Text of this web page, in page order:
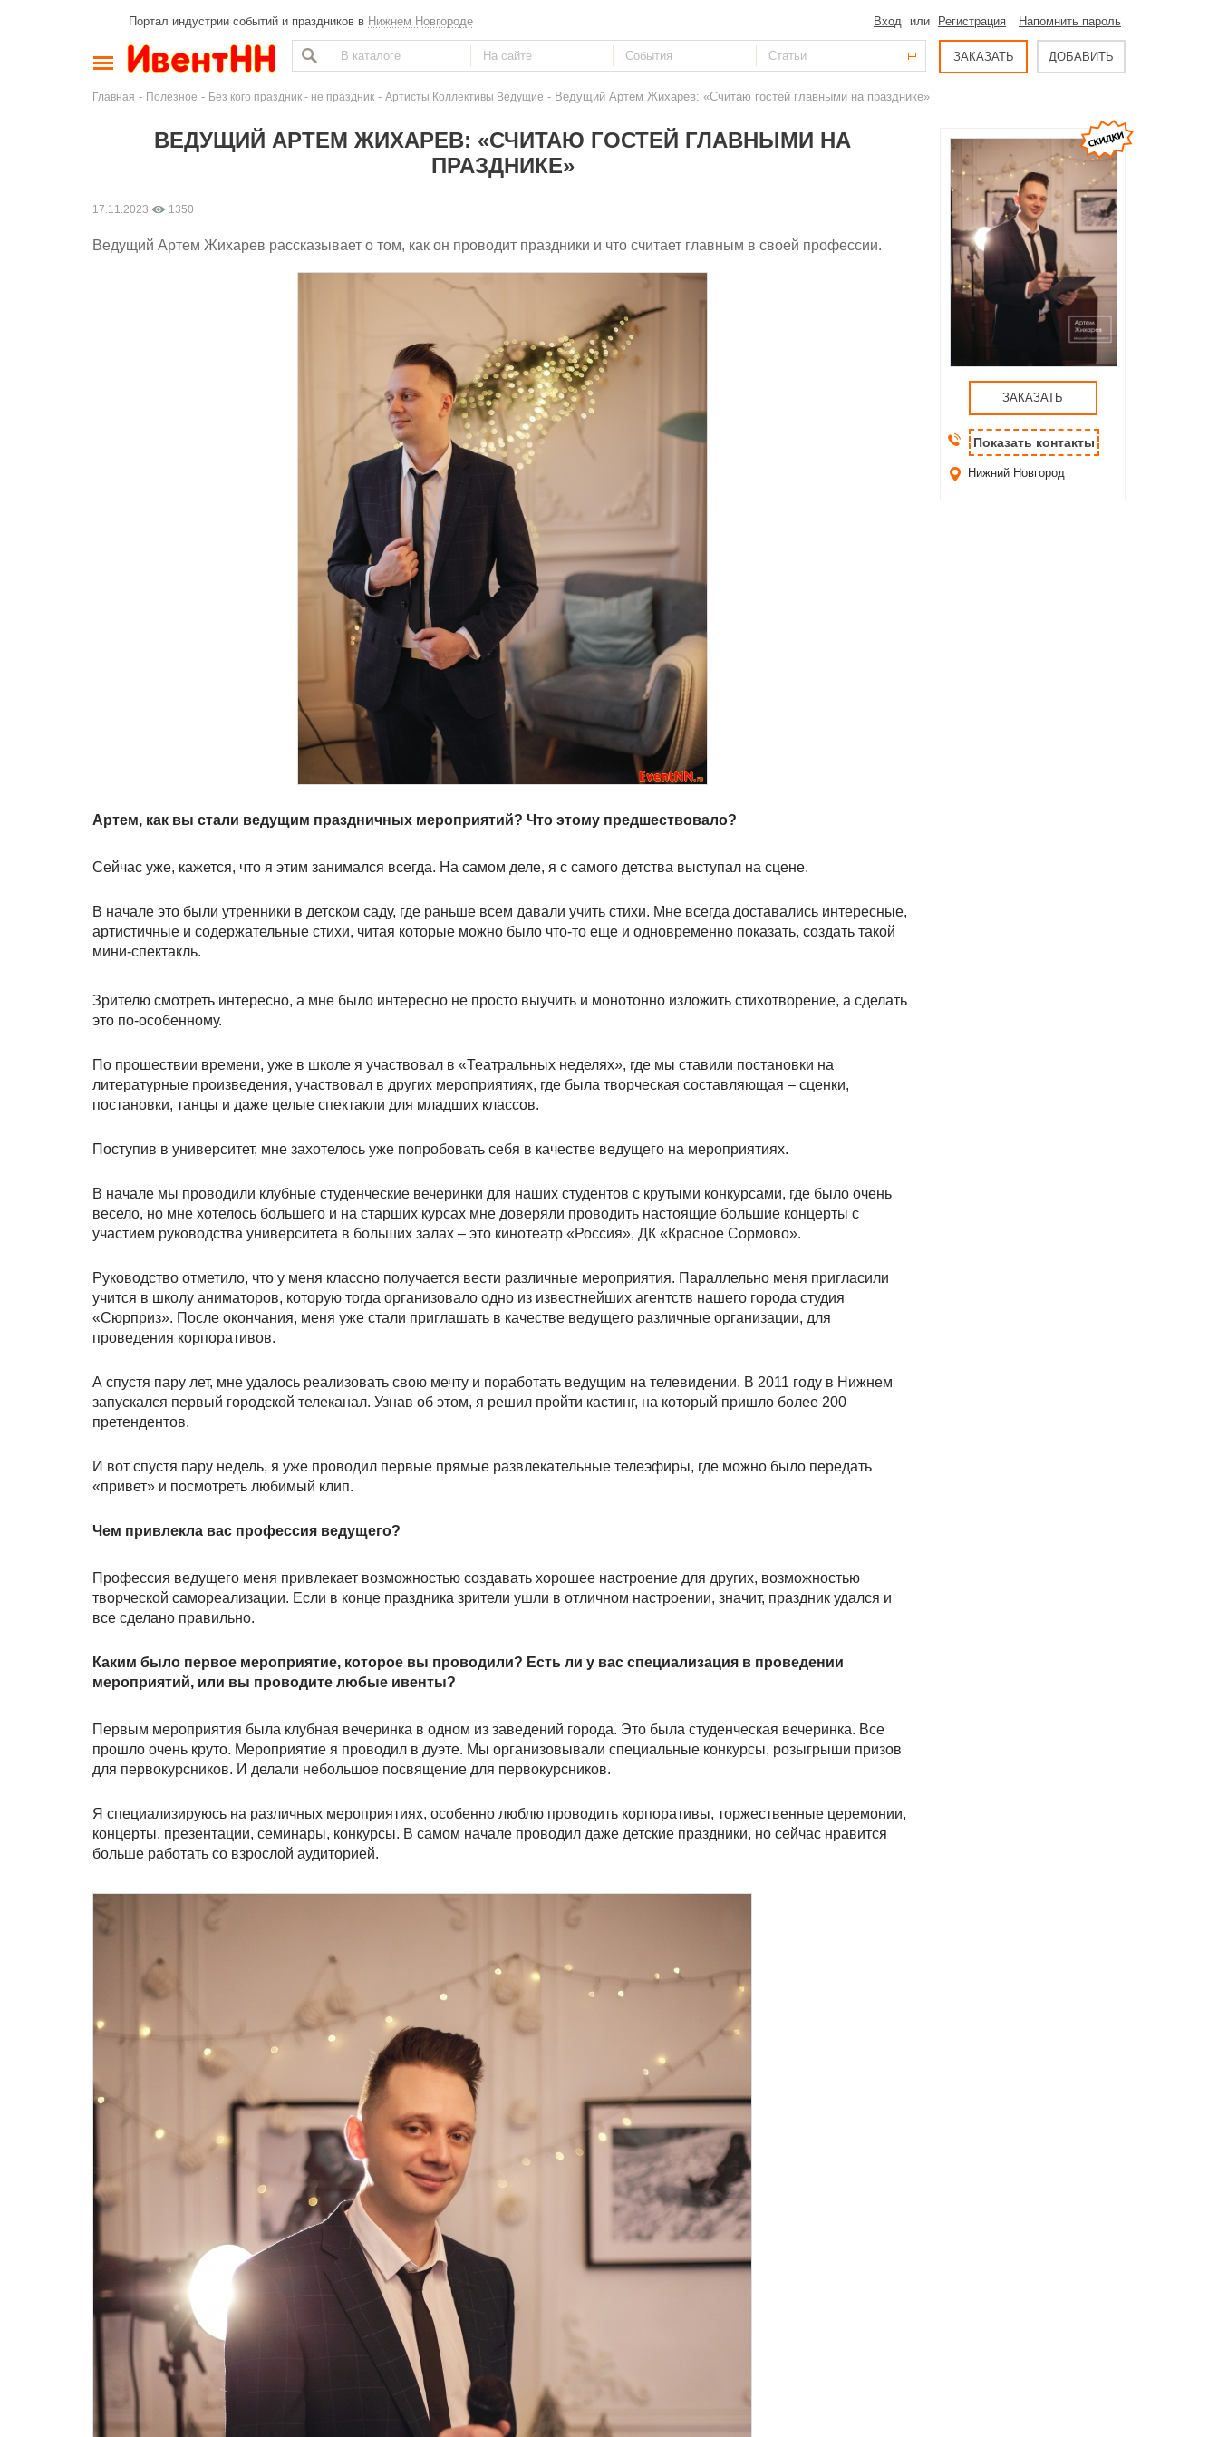
Портал индустрии событий и праздников в Нижнем Новгороде Вход или Регистрация Напомнить пароль
ЗАКАЗАТЬ ДОБАВИТЬ
Главная - Полезное - Без кого праздник - не праздник - Артисты Коллективы Ведущие - Ведущий Артем Жихарев: «Считаю гостей главными на празднике»
ВЕДУЩИЙ АРТЕМ ЖИХАРЕВ: «СЧИТАЮ ГОСТЕЙ ГЛАВНЫМИ НА
ПРАЗДНИКЕ»
17.11.2023 1350
Ведущий Артем Жихарев рассказывает о том, как он проводит праздники и что считает главным в своей профессии.
Артем, как вы стали ведущим праздничных мероприятий? Что этому предшествовало?
Сейчас уже, кажется, что я этим занимался всегда. На самом деле, я с самого детства выступал на сцене.
В начале это были утренники в детском саду, где раньше всем давали учить стихи. Мне всегда доставались интересные,
артистичные и содержательные стихи, читая которые можно было что-то еще и одновременно показать, создать такой
мини-спектакль.
Зрителю смотреть интересно, а мне было интересно не просто выучить и монотонно изложить стихотворение, а сделать
это по-особенному.
По прошествии времени, уже в школе я участвовал в «Театральных неделях», где мы ставили постановки на
литературные произведения, участвовал в других мероприятиях, где была творческая составляющая – сценки,
постановки, танцы и даже целые спектакли для младших классов.
Поступив в университет, мне захотелось уже попробовать себя в качестве ведущего на мероприятиях.
В начале мы проводили клубные студенческие вечеринки для наших студентов с крутыми конкурсами, где было очень
весело, но мне хотелось большего и на старших курсах мне доверяли проводить настоящие большие концерты с
участием руководства университета в больших залах – это кинотеатр «Россия», ДК «Красное Сормово».
Руководство отметило, что у меня классно получается вести различные мероприятия. Параллельно меня пригласили
учится в школу аниматоров, которую тогда организовало одно из известнейших агентств нашего города студия
«Сюрприз». После окончания, меня уже стали приглашать в качестве ведущего различные организации, для
проведения корпоративов.
А спустя пару лет, мне удалось реализовать свою мечту и поработать ведущим на телевидении. В 2011 году в Нижнем
запускался первый городской телеканал. Узнав об этом, я решил пройти кастинг, на который пришло более 200
претендентов.
И вот спустя пару недель, я уже проводил первые прямые развлекательные телеэфиры, где можно было передать
«привет» и посмотреть любимый клип.
Чем привлекла вас профессия ведущего?
Профессия ведущего меня привлекает возможностью создавать хорошее настроение для других, возможностью
творческой самореализации. Если в конце праздника зрители ушли в отличном настроении, значит, праздник удался и
все сделано правильно.
Каким было первое мероприятие, которое вы проводили? Есть ли у вас специализация в проведении
мероприятий, или вы проводите любые ивенты?
Первым мероприятия была клубная вечеринка в одном из заведений города. Это была студенческая вечеринка. Все
прошло очень круто. Мероприятие я проводил в дуэте. Мы организовывали специальные конкурсы, розыгрыши призов
для первокурсников. И делали небольшое посвящение для первокурсников.
Я специализируюсь на различных мероприятиях, особенно люблю проводить корпоративы, торжественные церемонии,
концерты, презентации, семинары, конкурсы. В самом начале проводил даже детские праздники, но сейчас нравится
больше работать со взрослой аудиторией.
ЗАКАЗАТЬ
Показать контакты
Нижний Новгород